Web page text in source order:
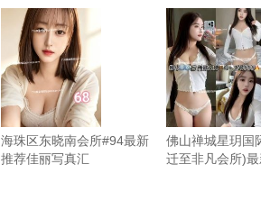
费）
海珠区东晓南会所#94最新
推荐佳丽写真汇
佛山禅城星玥国
迁至非凡会所)